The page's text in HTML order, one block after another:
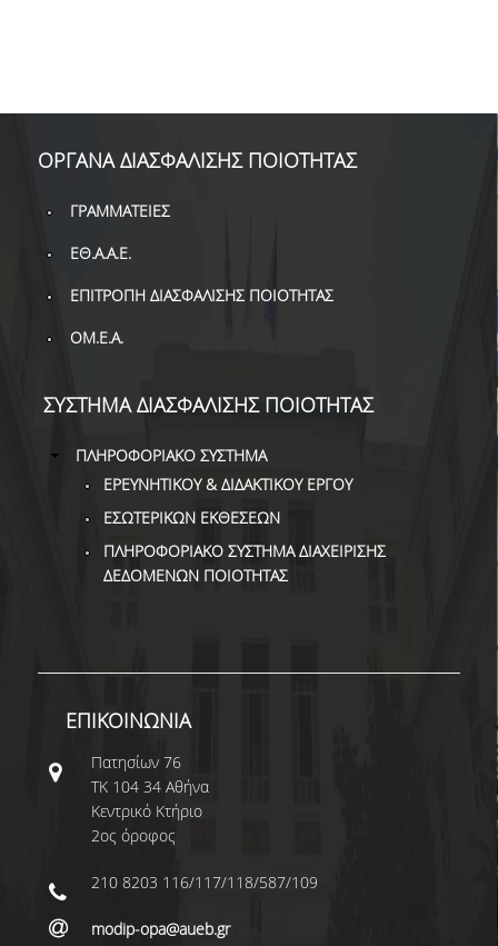
ΟΡΓΑΝΑ ΔΙΑΣΦΑΛΙΣΗΣ ΠΟΙΟΤΗΤΑΣ
ΓΡΑΜΜΑΤΕΙΕΣ
ΕΘ.Α.Α.Ε.
ΕΠΙΤΡΟΠΗ ΔΙΑΣΦΑΛΙΣΗΣ ΠΟΙΟΤΗΤΑΣ
ΟΜ.Ε.Α.
ΣΥΣΤΗΜΑ ΔΙΑΣΦΑΛΙΣΗΣ ΠΟΙΟΤΗΤΑΣ
ΠΛΗΡΟΦΟΡΙΑΚΟ ΣΥΣΤΗΜΑ
ΕΡΕΥΝΗΤΙΚΟΥ & ΔΙΔΑΚΤΙΚΟΥ ΕΡΓΟΥ
ΕΣΩΤΕΡΙΚΩΝ ΕΚΘΕΣΕΩΝ
ΠΛΗΡΟΦΟΡΙΑΚΟ ΣΥΣΤΗΜΑ ΔΙΑΧΕΙΡΙΣΗΣ
ΔΕΔΟΜΕΝΩΝ ΠΟΙΟΤΗΤΑΣ
ΕΠΙΚΟΙΝΩΝΙΑ
Πατησίων 76
ΤΚ 104 34 Αθήνα
Κεντρικό Κτήριο
2ος όροφος
210 8203 116/117/118/587/109
modip-opa@aueb.gr